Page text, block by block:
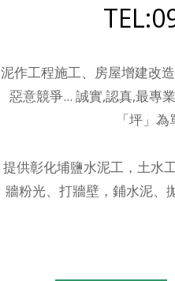
泥作工程施工、房屋增建改
惡意競爭... 誠實,認真,最專
「坪」
提供彰化埔鹽水泥工，土水
牆粉光、打牆壁，鋪水泥、